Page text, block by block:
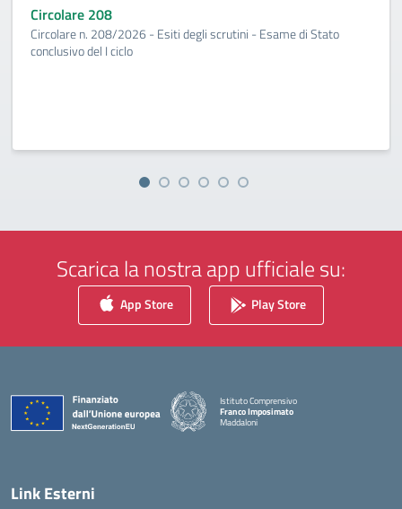
Circolare 208
Circolare n. 208/2026 - Esiti degli scrutini - Esame di Stato
conclusivo del I ciclo
Scarica la nostra app ufficiale su:
App Store Play Store
Istituto Comprensivo
Franco Imposimato
Maddaloni
Link Esterni